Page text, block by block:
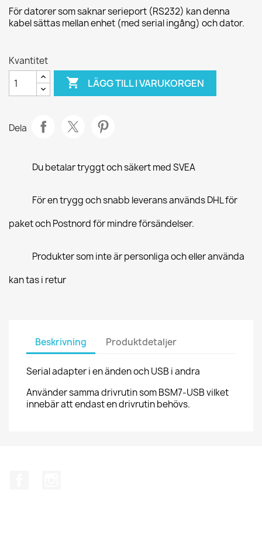
För datorer som saknar serieport (RS232) kan denna
kabel sättas mellan enhet (med serial ingång) och dator.
Kvantitet
 LÄGG TILL I VARUKORGEN
Dela
Du betalar tryggt och säkert med SVEA
För en trygg och snabb leverans används DHL för
paket och Postnord för mindre försändelser.
Produkter som inte är personliga och eller använda
kan tas i retur
Beskrivning Produktdetaljer
Serial adapter i en änden och USB i andra
Använder samma drivrutin som BSM7-USB vilket
innebär att endast en drivrutin behövs.